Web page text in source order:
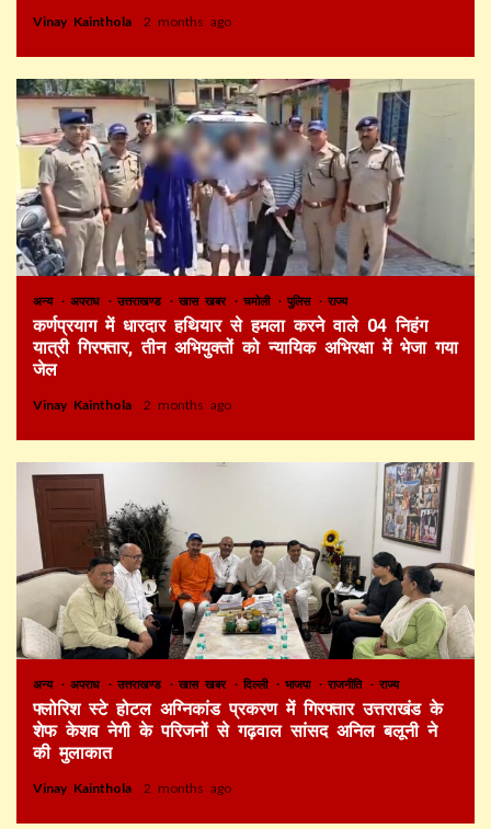
Vinay Kainthola 2 months ago
अन्य अपराध उत्तराखण्ड खास खबर चमोली पुलिस राज्य
कर्णप्रयाग में धारदार हथियार से हमला करने वाले 04 निहंग
यात्री गिरफ्तार, तीन अभियुक्तों को न्यायिक अभिरक्षा में भेजा गया
जेल
Vinay Kainthola 2 months ago
अन्य अपराध उत्तराखण्ड खास खबर दिल्ली भाजपा राजनीति राज्य
फ्लोरिश स्टे होटल अग्निकांड प्रकरण में गिरफ्तार उत्तराखंड के
शेफ केशव नेगी के परिजनों से गढ़वाल सांसद अनिल बलूनी ने
की मुलाकात
Vinay Kainthola 2 months ago